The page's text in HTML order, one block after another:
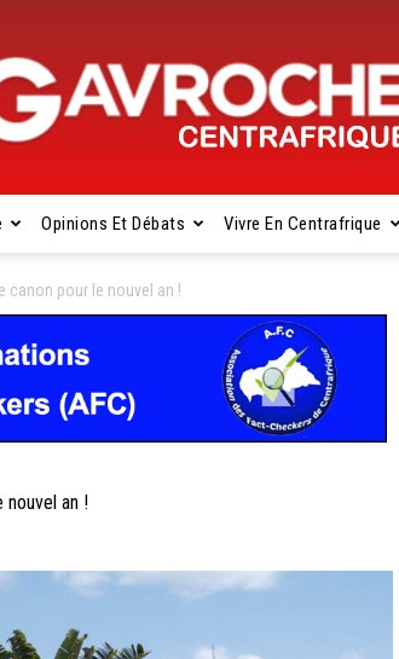
Centrafrique
Opinions Et Débats Vivre En Centrafrique
canon pour le nouvel an !
nouvel an !